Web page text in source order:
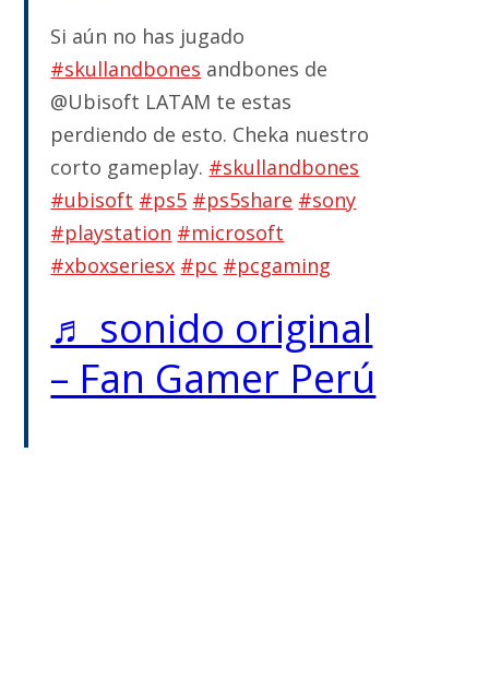
Si aún no has jugado
#skullandbones andbones de
@Ubisoft LATAM te estas
perdiendo de esto. Cheka nuestro
corto gameplay. #skullandbones
#ubisoft #ps5 #ps5share #sony
#playstation #microsoft
#xboxseriesx #pc #pcgaming
♬ sonido original
– Fan Gamer Perú